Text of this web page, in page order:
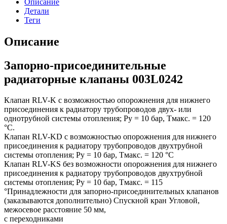
Детали
Теги
Описание
Запорно-присоединительные
радиаторные клапаны 003L0242
Клапан RLV-K с возможностью опорожнения для нижнего
присоединения к радиатору трубопроводов двух- или
однотрубной системы отопления; Ру = 10 бар, Тмакс. = 120
°С.
Клапан RLV-KD с возможностью опорожнения для нижнего
присоединения к радиатору трубопроводов двухтрубной
системы отопления; Ру = 10 бар, Тмакс. = 120 °С
Клапан RLV-KS без возможности опорожнения для нижнего
присоединения к радиатору трубопроводов двухтрубной
системы отопления; Ру = 10 бар, Тмакс. = 115
°Принадлежности для запорно-присоединительных клапанов
(заказываются дополнительно) Спускной кран Угловой,
межосевое расстояние 50 мм,
с переходниками